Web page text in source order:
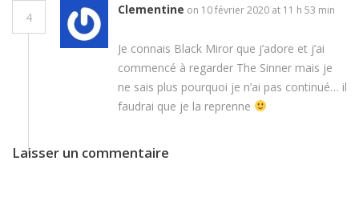
4
Clementine on 10 février 2020 at 11 h 53 min
Je connais Black Miror que j’adore et j’ai
commencé à regarder The Sinner mais je
ne sais plus pourquoi je n’ai pas continué… il
faudrai que je la reprenne
Laisser un commentaire